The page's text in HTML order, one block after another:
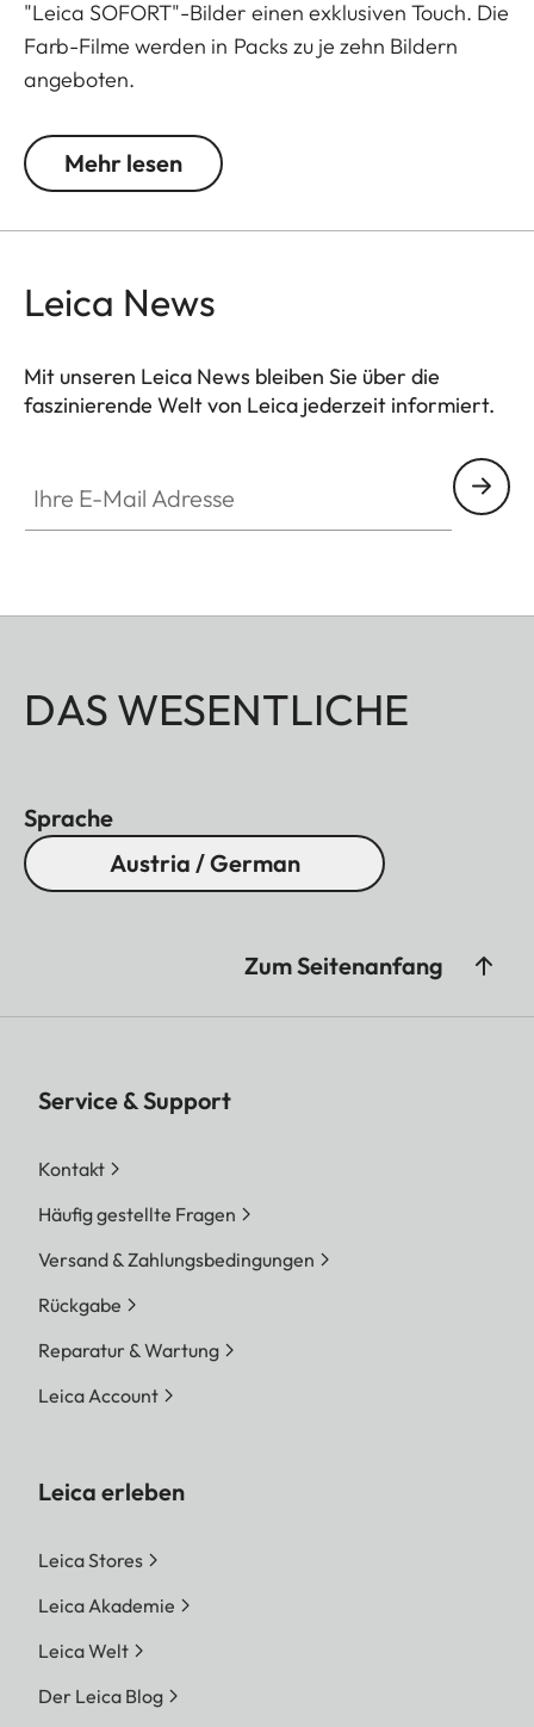
"Leica SOFORT"-Bilder einen exklusiven Touch. Die
Farb-Filme werden in Packs zu je zehn Bildern
angeboten.
Mehr lesen
Leica News
Mit unseren Leica News bleiben Sie über die
faszinierende Welt von Leica jederzeit informiert.
DAS WESENTLICHE
Sprache
Austria / German
Zum Seitenanfang
Service & Support
Kontakt
Häufig gestellte Fragen
Versand & Zahlungsbedingungen
Rückgabe
Reparatur & Wartung
Leica Account
Leica erleben
Leica Stores
Leica Akademie
Leica Welt
Der Leica Blog